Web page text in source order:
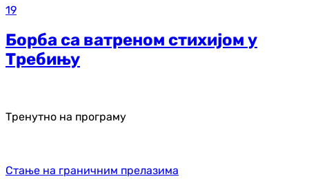
19
Борба са ватреном стихијом у
Требињу
Тренутно на програму
Стање на граничним прелазима